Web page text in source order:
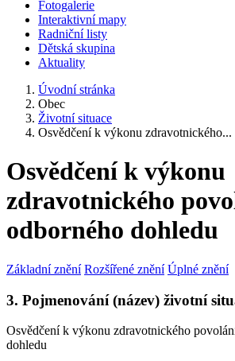
Fotogalerie
Interaktivní mapy
Radniční listy
Dětská skupina
Aktuality
Úvodní stránka
Obec
Životní situace
Osvědčení k výkonu zdravotnického...
Osvědčení k výkonu
zdravotnického
odborného dohledu
Základní znění Rozšířené znění Úplné znění
3. Pojmenování (název) životní
Osvědčení k výkonu zdravotnického
dohledu